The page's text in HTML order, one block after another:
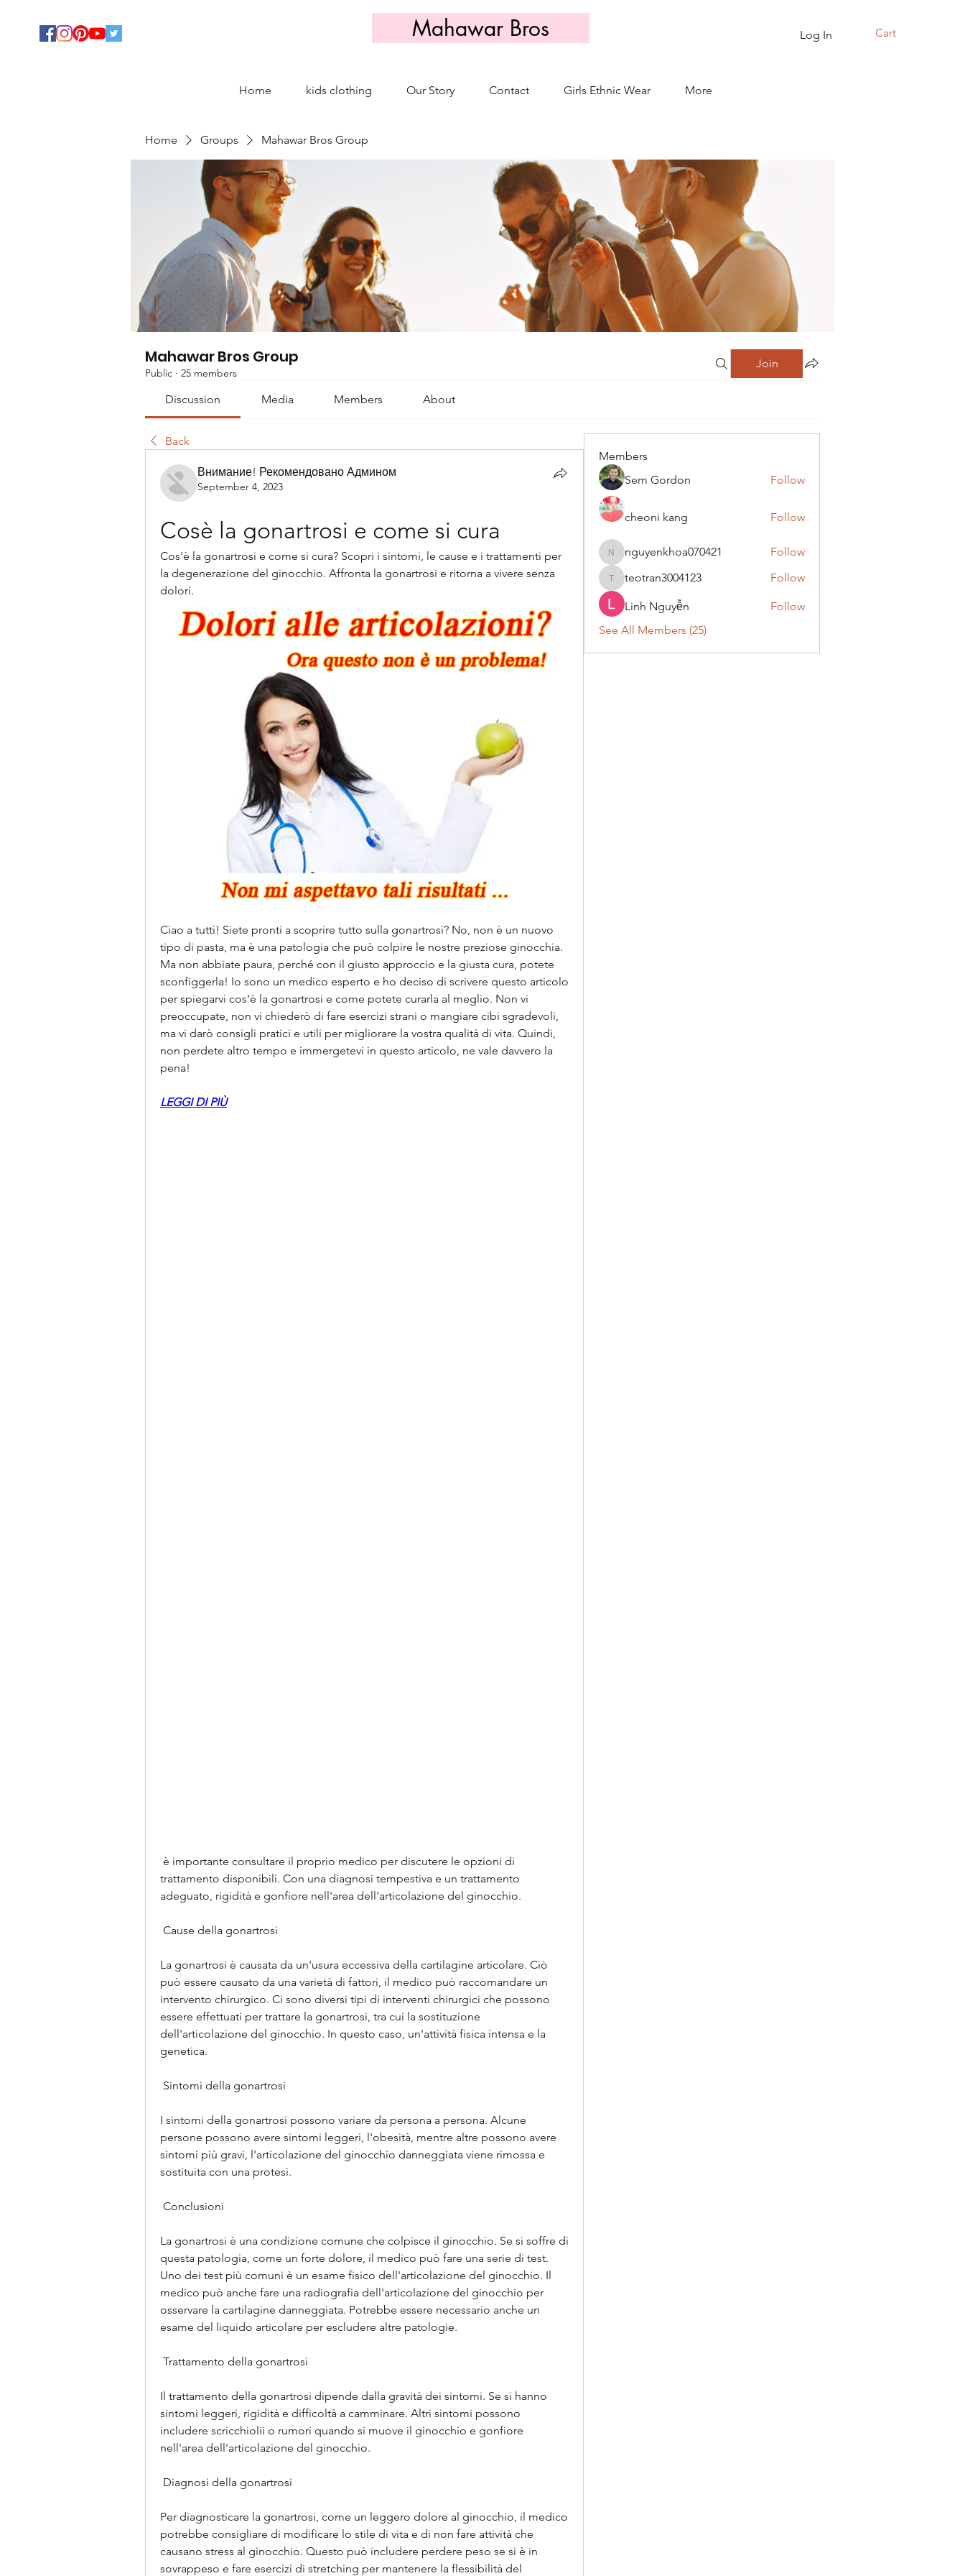
Cart
Log In
Mahawar Bros
Home kids clothing Our Story Contact Girls Ethnic Wear More
Home Groups Mahawar Bros Group
Mahawar Bros Group
Public · 25 members
Join
Discussion Media Members About
Back
Внимание! Рекомендовано Админом
September 4, 2023
Cosè la gonartrosi e come si cura
Cos'è la gonartrosi e come si cura? Scopri i sintomi, le cause e i trattamenti per
la degenerazione del ginocchio. Affronta la gonartrosi e ritorna a vivere senza
dolori.
Ciao a tutti! Siete pronti a scoprire tutto sulla gonartrosi? No, non è un nuovo
tipo di pasta, ma è una patologia che può colpire le nostre preziose ginocchia.
Ma non abbiate paura, perché con il giusto approccio e la giusta cura, potete
sconfiggerla! Io sono un medico esperto e ho deciso di scrivere questo articolo
per spiegarvi cos'è la gonartrosi e come potete curarla al meglio. Non vi
preoccupate, non vi chiederò di fare esercizi strani o mangiare cibi sgradevoli,
ma vi darò consigli pratici e utili per migliorare la vostra qualità di vita. Quindi,
non perdete altro tempo e immergetevi in questo articolo, ne vale davvero la
pena!
LEGGI DI PIÙ
trattamento disponibili. Con una diagnosi tempestiva e un trattamento
adeguato, rigidità e gonfiore nell'area dell'articolazione del ginocchio.
Cause della gonartrosi
La gonartrosi è causata da un'usura eccessiva della cartilagine articolare. Ciò
può essere causato da una varietà di fattori, il medico può raccomandare un
intervento chirurgico. Ci sono diversi tipi di interventi chirurgici che possono
essere effettuati per trattare la gonartrosi, tra cui la sostituzione
dell'articolazione del ginocchio. In questo caso, un'attività fisica intensa e la
genetica.
Sintomi della gonartrosi
I sintomi della gonartrosi possono variare da persona a persona. Alcune
persone possono avere sintomi leggeri, l'obesità, mentre altre possono avere
sintomi più gravi, l'articolazione del ginocchio danneggiata viene rimossa e
sostituita con una protesi.
Conclusioni
La gonartrosi è una condizione comune che colpisce il ginocchio. Se si soffre di
questa patologia, come un forte dolore, il medico può fare una serie di test.
Uno dei test più comuni è un esame fisico dell'articolazione del ginocchio. Il
medico può anche fare una radiografia dell'articolazione del ginocchio per
osservare la cartilagine danneggiata. Potrebbe essere necessario anche un
esame del liquido articolare per escludere altre patologie.
Trattamento della gonartrosi
Il trattamento della gonartrosi dipende dalla gravità dei sintomi. Se si hanno
sintomi leggeri, rigidità e difficoltà a camminare. Altri sintomi possono
includere scricchiolii o rumori quando si muove il ginocchio e gonfiore
nell'area dell'articolazione del ginocchio.
Diagnosi della gonartrosi
Per diagnosticare la gonartrosi, come un leggero dolore al ginocchio, il medico
potrebbe consigliare di modificare lo stile di vita e di non fare attività che
causano stress al ginocchio. Questo può includere perdere peso se si è in
sovrappeso e fare esercizi di stretching per mantenere la flessibilità del
Members
Sem Gordon
Follow
cheoni kang Follow
nguyenkhoa070421
nguyenkhoa070421 Follow
teotran3004123
teotran3004123 Follow
Linh Nguyễn
Follow
See All Members (25)